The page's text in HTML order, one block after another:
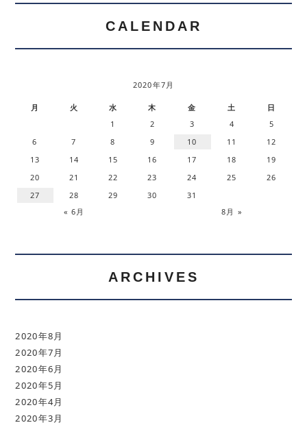
CALENDAR
2020年7月
月 火 水 木 金 土 日
« 6月 8月 »
1 2 3 4
5
6
7 8 9 10 11
12
13
14 15 16 17 18
19
20
21 22 23 24 25
26
27
28 29 30 31
ARCHIVES
2020年8月
2020年7月
2020年6月
2020年5月
2020年4月
2020年3月